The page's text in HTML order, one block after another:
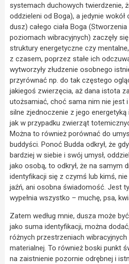
systemach duchowych twierdzenie,
oddzieleni od Boga), a jedynie wokół
dusz) całego ciała Boga
poziomach wibracyjnych) zaczęły
struktury energetyczne czy
z czasem, poprzez stałe ich
wytworzyły złudzenie osobnego
przyrównać np. do tak częstego
jakiegoś zwierzęcia, aż dana istota
utożsamiać, choć sama nim nie jest i
silne zjednoczenie z jego
jak w przypadku zwierząt
Można to również porównać do
buddyści. Ponoć Budda odkrył, że
bardziej w siebie i swój umysł,
jako osobą, to odkrył, że na samym
identyfikacji się z czymś lub kimś,
jaźń, ani osobna świadomość. Jest
wypełnia wszystko – muchę, psa,
Zatem według mnie, dusza może
jako suma identyfikacji, można
różnych przestrzeniach
materialnej. To również boski punkt
na zaistnienie pozornie odrębnej i